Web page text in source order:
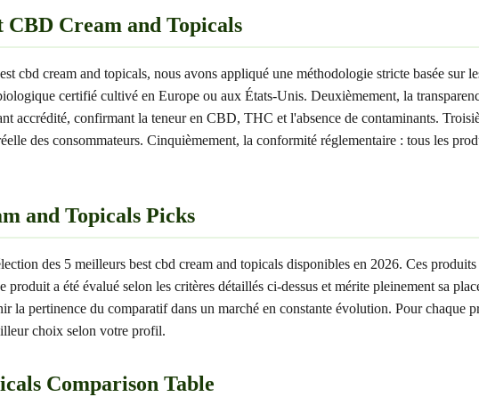
Cream and Topicals
cbd cream and topicals, nous avons appliqué une méthodologie stricte basée sur
certifié cultivé en Europe ou aux États-Unis. Deuxièmement, la
accrédité, confirmant la teneur en CBD, THC et l'absence de contaminants.
des consommateurs. Cinquièmement, la conformité réglementaire : tous les
and Topicals Picks
des 5 meilleurs best cbd cream and topicals disponibles en 2026. Ces
a été évalué selon les critères détaillés ci-dessus et mérite pleinement sa
la pertinence du comparatif dans un marché en constante évolution. Pour chaque
choix selon votre profil.
Comparison Table